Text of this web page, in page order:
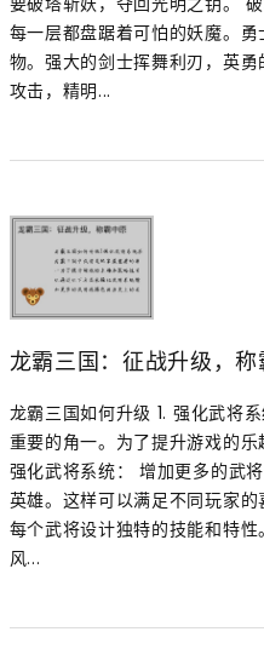
每一层都盘踞着可怕的妖魔。
物。强大的剑士挥舞利刃，英
攻击，精明...
龙霸三国：征战升级，称
龙霸三国如何升级 1. 强化武将
重要的角一。为了提升游戏的
强化武将系统： 增加更多的武
英雄。这样可以满足不同玩家
每个武将设计独特的技能和特
风...